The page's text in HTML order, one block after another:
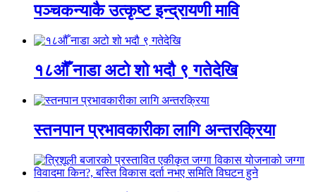
पञ्चकन्याकै उत्कृष्ट इन्द्रायणी मावि
१८औँ नाडा अटो शो भदौ ९ गतेदेखि
स्तनपान प्रभावकारीका लागि अन्तरक्रिया